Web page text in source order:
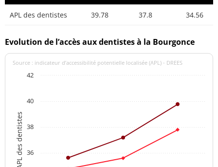
APL des dentistes 39.78 37.8 34.56
Evolution de l’accès aux dentistes à la Bourgonce
APL des dentistes
Source : indicateur d’accessibilité potentielle localisée (APL) - DREES
36
38
40
42